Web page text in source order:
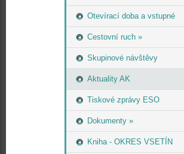
Otevírací doba a vstupné
Cestovní ruch »
Skupinové návštěvy
Aktuality AK
Tiskové zprávy ESO
Dokumenty »
Kniha - OKRES VSETÍN